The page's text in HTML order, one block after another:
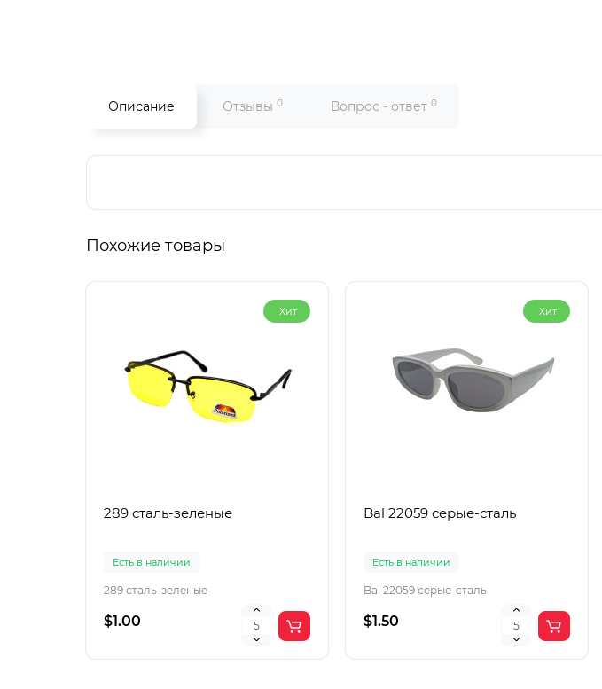
Описание Отзывы 0 Вопрос - ответ 0
Похожие товары
Хит
289 сталь-зеленые
Есть в наличии
289 сталь-зеленые
$1.00
Хит
Bal 22059 серые-сталь
Есть в наличии
Bal 22059 серые-сталь
$1.50